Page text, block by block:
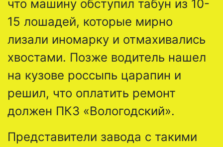
что машину обступил табун из 10-
15 лошадей, которые мирно
лизали иномарку и отмахивались
хвостами. Позже водитель нашел
на кузове россыпь царапин и
решил, что оплатить ремонт
должен ПКЗ «Вологодский».
Представители завода с такими